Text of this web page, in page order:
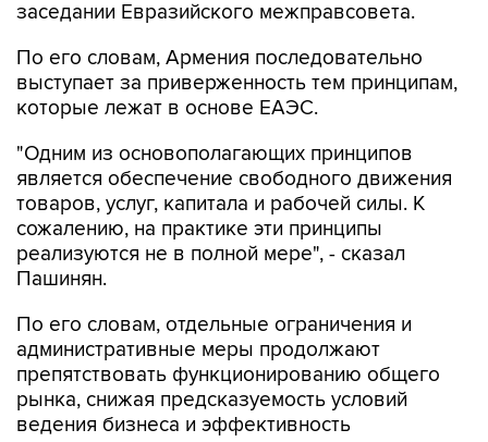
По его словам, Армения последовательно
которые лежат в основе ЕАЭС.
"Одним из основополагающих принципов
товаров, услуг, капитала и рабочей силы. К
сожалению, на практике эти принципы
реализуются не в полной мере", - сказал
Пашинян.
По его словам, отдельные ограничения и
препятствовать функционированию общего
рынка, снижая предсказуемость условий
ведения бизнеса и эффективность
интеграционных процессов.